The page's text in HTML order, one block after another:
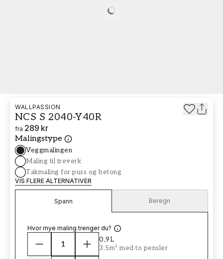
Loading…
WALLPASSION
NCS S 2040-Y40R
fra 289 kr
Malingstype
Veggmalingen
Maling til treverk
Takmaling for puss og betong
VIS FLERE ALTERNATIVER
Spann Beregn
Hvor mye maling trenger du?
0,9L
3.5m² med to pensler